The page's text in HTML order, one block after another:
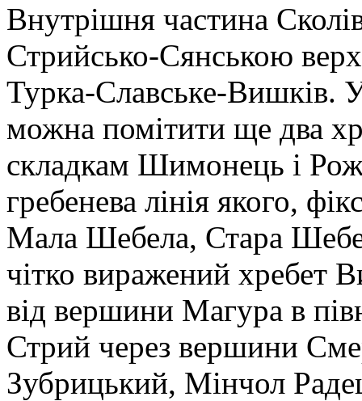
Внутрішня частина
Стрийсько-Сянською
Турка-Славське-Вишків.
можна помітити ще два
складкам Шимонець і
гребенева лінія якого,
Мала Шебела, Стара
чітко виражений хребет
від вершини Магура в
Стрий через вершини
Зубрицький, Мінчол